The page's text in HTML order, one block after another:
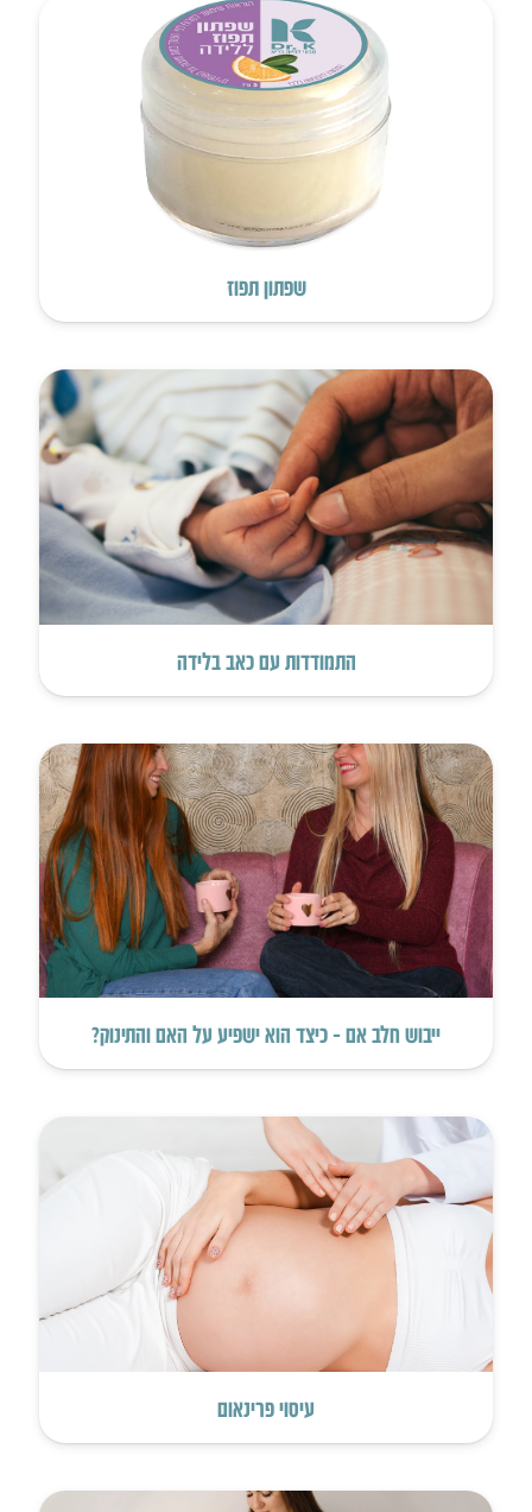
שפתון תפוז
התמודדות עם כאב בלידה
ייבוש חלב אם – כיצד הוא ישפיע על האם והתינוק?
עיסוי פרינאום